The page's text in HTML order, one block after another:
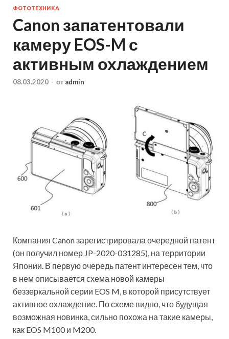
ФОТОТЕХНИКА
Canon запатентовали
камеру EOS-M с
активным охлаждением
08.03.2020 - от admin
Компания Canon зарегистрировала очередной патент
(он получил номер JP-2020-031285), на территории
Японии. В первую очередь патент интересен тем, что
в нем описывается схема новой камеры
беззеркальной серии EOS M, в которой присутствует
активное охлаждение. По схеме видно, что будущая
возможная новинка, сильно похожа на такие камеры,
как EOS M100 и M200.